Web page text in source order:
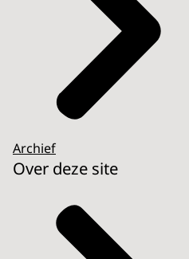
Archief
Over deze site